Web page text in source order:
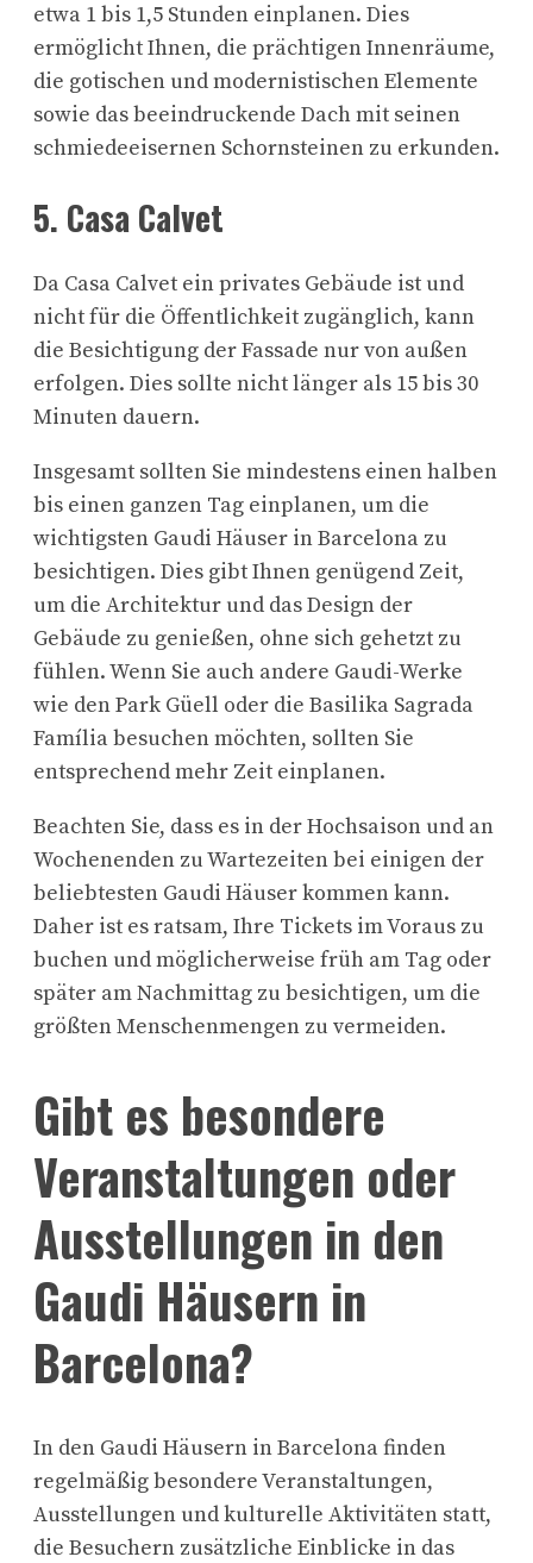
etwa 1 bis 1,5 Stunden einplanen. Dies
ermöglicht Ihnen, die prächtigen Innenräume,
die gotischen und modernistischen Elemente
sowie das beeindruckende Dach mit seinen
schmiedeeisernen Schornsteinen zu erkunden.
5. Casa Calvet
Da Casa Calvet ein privates Gebäude ist und
nicht für die Öffentlichkeit zugänglich, kann
die Besichtigung der Fassade nur von außen
erfolgen. Dies sollte nicht länger als 15 bis 30
Minuten dauern.
Insgesamt sollten Sie mindestens einen halben
bis einen ganzen Tag einplanen, um die
wichtigsten Gaudi Häuser in Barcelona zu
besichtigen. Dies gibt Ihnen genügend Zeit,
um die Architektur und das Design der
Gebäude zu genießen, ohne sich gehetzt zu
fühlen. Wenn Sie auch andere Gaudi-Werke
wie den Park Güell oder die Basilika Sagrada
Família besuchen möchten, sollten Sie
entsprechend mehr Zeit einplanen.
Beachten Sie, dass es in der Hochsaison und an
Wochenenden zu Wartezeiten bei einigen der
beliebtesten Gaudi Häuser kommen kann.
Daher ist es ratsam, Ihre Tickets im Voraus zu
buchen und möglicherweise früh am Tag oder
später am Nachmittag zu besichtigen, um die
größten Menschenmengen zu vermeiden.
Gibt es besondere
Veranstaltungen oder
Ausstellungen in den
Gaudi Häusern in
Barcelona?
In den Gaudi Häusern in Barcelona finden
regelmäßig besondere Veranstaltungen,
Ausstellungen und kulturelle Aktivitäten statt,
die Besuchern zusätzliche Einblicke in das